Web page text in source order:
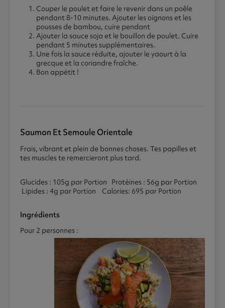
Couper le poulet et faire le revenir dans un poêle
pendant 8-10 minutes. Ajouter les oignons et les
pousses de bambou, cuire pendant
Ajouter la sauce soja et le bouillon de poulet. Cuire
pendant 5 minutes supplémentaires.
Une fois la sauce réduite, ajouter le yaourt à la
grecque et la coriandre fraîche.
Bon appétit !
Saumon Et Semoule Orientale
Frais, vibrant et plein de bonnes choses. Tes papilles et
tes muscles te remercieront plus tard.
Glucides : 105g par Portion Protéines : 56g par Portion
Lipides : 4g par Portion Calories: 695 par Portion
Ingrédients
Pour 2 personnes :